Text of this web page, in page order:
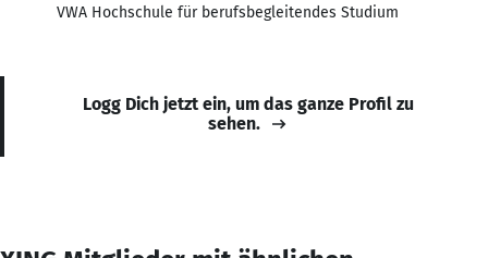
VWA Hochschule für berufsbegleitendes Studium
Logg Dich jetzt ein, um das ganze Profil zu
sehen.